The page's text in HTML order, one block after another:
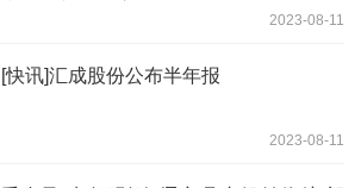
2023-08-11
[快讯]汇成股份公布半年报
2023-08-11